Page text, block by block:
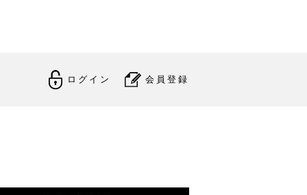
ログイン 会員登録